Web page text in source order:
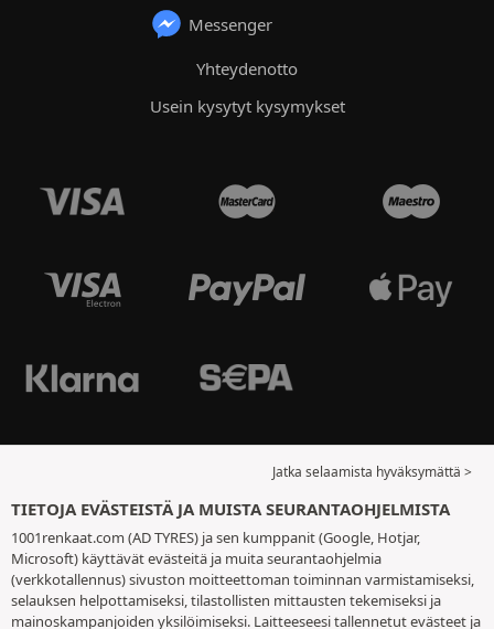
Messenger
Yhteydenotto
Usein kysytyt kysymykset
Jatka selaamista hyväksymättä >
TIETOJA EVÄSTEISTÄ JA MUISTA SEURANTAOHJELMISTA
1001renkaat.com (AD TYRES) ja sen kumppanit (Google, Hotjar,
Microsoft) käyttävät evästeitä ja muita seurantaohjelmia
(verkkotallennus) sivuston moitteettoman toiminnan varmistamiseksi,
selauksen helpottamiseksi, tilastollisten mittausten tekemiseksi ja
mainoskampanjoiden yksilöimiseksi. Laitteeseesi tallennetut evästeet ja